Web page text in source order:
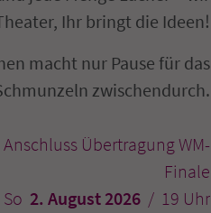
Ihr bringt die Ideen!
macht nur Pause für das
zwischendurch.
Übertragung WM-
Finale
2. August 2026 / 19 Uhr